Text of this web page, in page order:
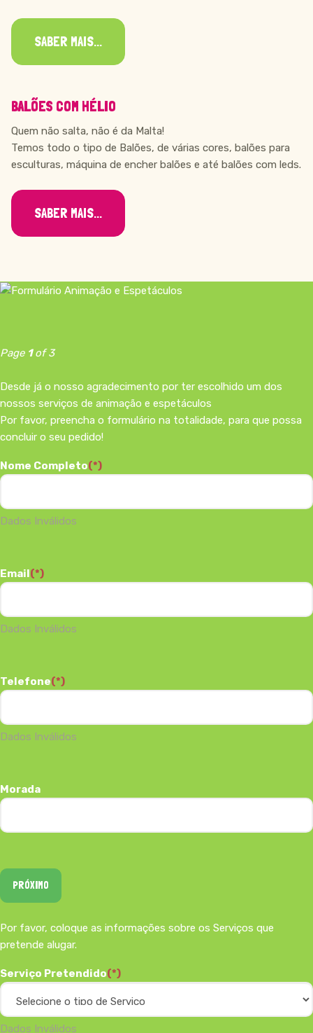
SABER MAIS...
BALÕES COM HÉLIO
Quem não salta, não é da Malta!
Temos todo o tipo de Balões, de várias cores, balões para
esculturas, máquina de encher balões e até balões com leds.
SABER MAIS...
Page 1of 3
Desde já o nosso agradecimento por ter escolhido um dos
nossos serviços de animação e espetáculos
Por favor, preencha o formulário na totalidade, para que possa
concluir o seu pedido!
Nome Completo(*)
Dados Inválidos
Email(*)
Dados Inválidos
Telefone(*)
Dados Inválidos
Morada
PRÓXIMO
Por favor, coloque as informações sobre os Serviços que
pretende alugar.
Serviço Pretendido(*)
Dados Inválidos